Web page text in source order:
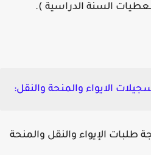
السنة الدراسية ).
الايواء والمنحة والنقل:
الإيواء والنقل والمنحة